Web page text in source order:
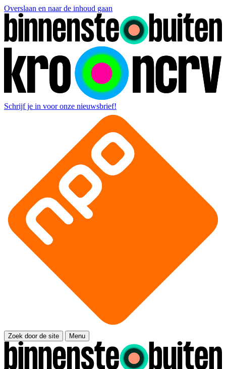
Overslaan en naar de inhoud gaan
Schrijf je in voor onze nieuwsbrief!
Zoek door de site Menu